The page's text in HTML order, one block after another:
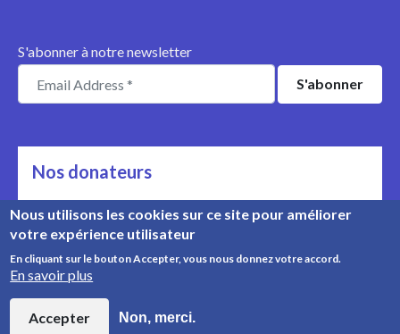
S'abonner à notre newsletter
Nos donateurs
Ils nous soutiennent
Rencontrez nos donateurs
Nous utilisons les cookies sur ce site pour améliorer
votre expérience utilisateur
En cliquant sur le bouton Accepter, vous nous donnez votre accord.
En savoir plus
Accepter Non, merci.